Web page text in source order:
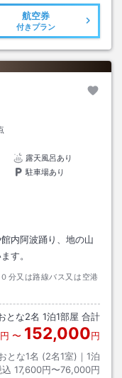
航空券
付きプラン
露天風呂あり
駐車場あり
内阿波踊り、地の山
す。
分又は路線バス又は空港
とな2名 1泊1部屋 合計
円 〜 152,000円
とな1名 (2名1室)｜ 1泊
17,600円〜76,000円